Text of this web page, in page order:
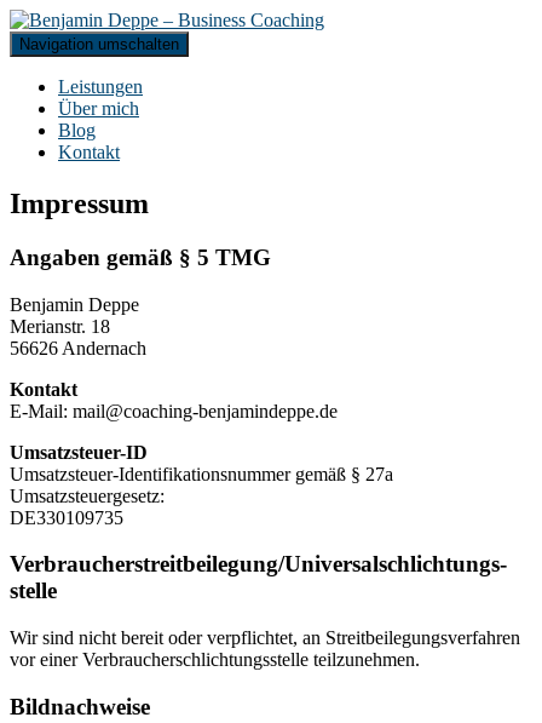
Navigation umschalten
Leistungen
Über mich
Blog
Kontakt
Impressum
Angaben gemäß § 5 TMG
Benjamin Deppe
Merianstr. 18
56626 Andernach
Kontakt
E-Mail: mail@coaching-benjamindeppe.de
Umsatzsteuer-ID
Umsatzsteuer-Identifikationsnummer gemäß § 27a
Umsatzsteuergesetz:
DE330109735
Verbraucher­streit­beilegung/Universal­schlichtungs­
stelle
Wir sind nicht bereit oder verpflichtet, an Streitbeilegungsverfahren
vor einer Verbraucherschlichtungsstelle teilzunehmen.
Bildnachweise